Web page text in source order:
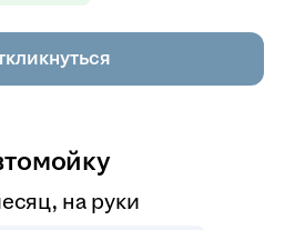
на руки